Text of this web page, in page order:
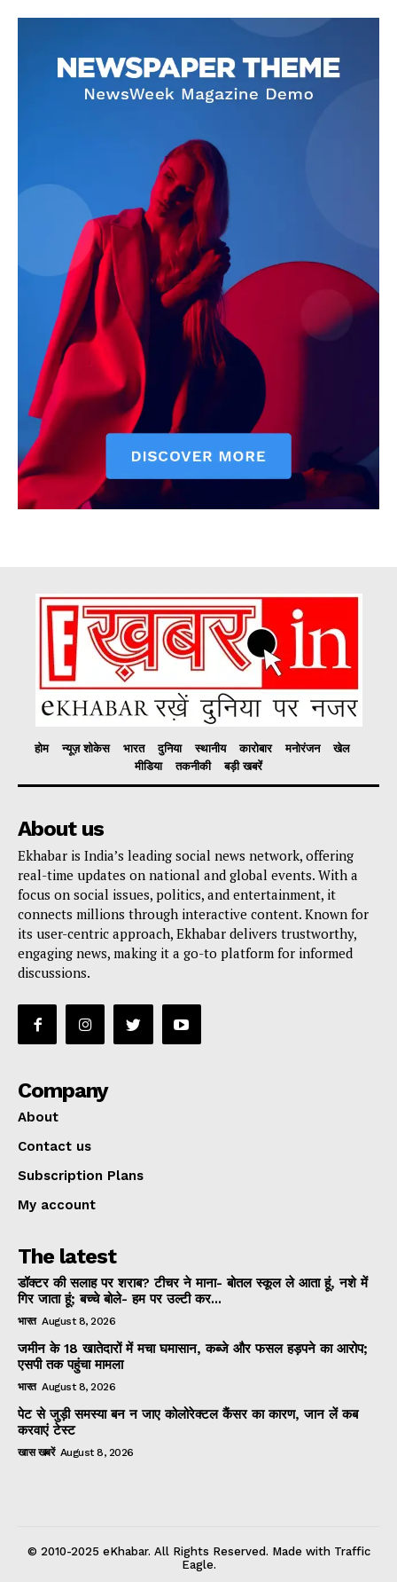
Contact us
Subscription Plans
My account
होम न्यूज़ शोकेस भारत दुनिया स्थानीय कारोबार मनोरंजन
खेल
मीडिया
तकनीकी बड़ी खबरें
About us
Ekhabar is India’s leading social news network, offering
real-time updates on national and global events. With a
focus on social issues, politics, and entertainment, it
connects millions through interactive content. Known for
its user-centric approach, Ekhabar delivers trustworthy,
engaging news, making it a go-to platform for informed
discussions.
Company
About
Contact us
Subscription Plans
My account
The latest
डॉक्टर की सलाह पर शराब? टीचर ने माना- बोतल स्कूल ले आता हूं, नशे में
गिर जाता हूं; बच्चे बोले- हम पर उल्टी कर...
भारत August 8, 2026
जमीन के 18 खातेदारों में मचा घमासान, कब्जे और फसल हड़पने का आरोप;
एसपी तक पहुंचा मामला
भारत August 8, 2026
पेट से जुड़ी समस्या बन न जाए कोलोरेक्टल कैंसर का कारण, जान लें कब
करवाएं टेस्ट
खास खबरें August 8, 2026
© 2010-2025 eKhabar. All Rights Reserved. Made with Traffic
Eagle.